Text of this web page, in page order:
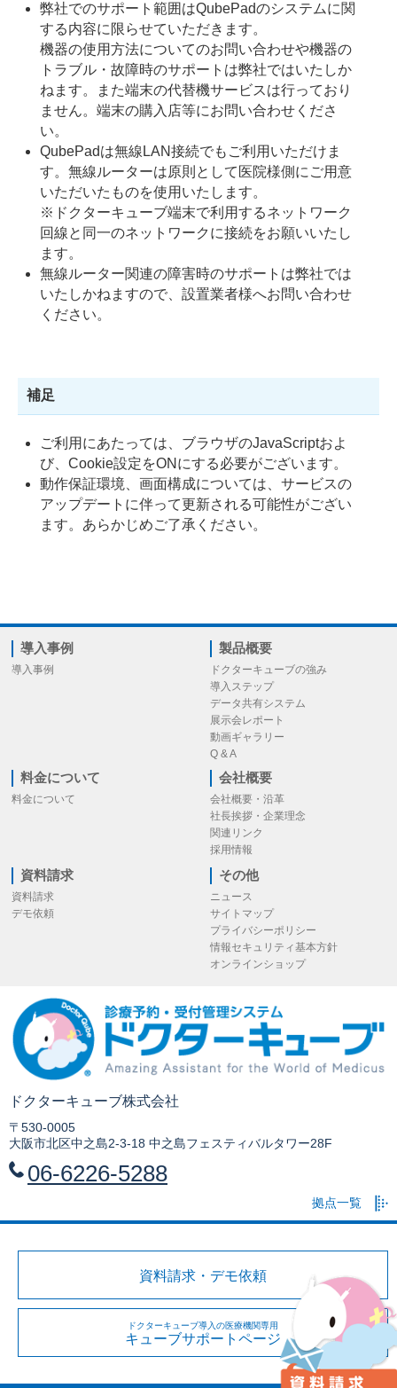
弊社でのサポート範囲はQubePadのシステムに関
する内容に限らせていただきます。
機器の使用方法についてのお問い合わせや機器の
トラブル・故障時のサポートは弊社ではいたしか
ねます。また端末の代替機サービスは行っており
ません。端末の購入店等にお問い合わせくださ
い。
QubePadは無線LAN接続でもご利用いただけま
す。無線ルーターは原則として医院様側にご用意
いただいたものを使用いたします。
※ドクターキューブ端末で利用するネットワーク
回線と同一のネットワークに接続をお願いいたし
ます。
無線ルーター関連の障害時のサポートは弊社では
いたしかねますので、設置業者様へお問い合わせ
ください。
補足
ご利用にあたっては、ブラウザのJavaScriptおよ
び、Cookie設定をONにする必要がございます。
動作保証環境、画面構成については、サービスの
アップデートに伴って更新される可能性がござい
ます。あらかじめご了承ください。
導入事例
導入事例
製品概要
ドクターキューブの強み
導入ステップ
データ共有システム
展示会レポート
動画ギャラリー
Q & A
料金について
料金について
会社概要
会社概要・沿革
社長挨拶・企業理念
関連リンク
採用情報
資料請求
資料請求
デモ依頼
その他
ニュース
サイトマップ
プライバシーポリシー
情報セキュリティ基本方針
オンラインショップ
ドクターキューブ株式会社
〒530-0005
大阪市北区中之島2-3-18 中之島フェスティバルタワー28F
06-6226-5288
拠点一覧
資料請求・デモ依頼
ドクターキューブ導入の医療機関専用
キューブサポートページ